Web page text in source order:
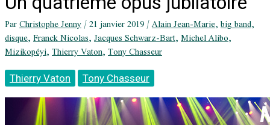
ParChristophe Jenny/21 janvier 2019/Alain Jean-Marie,big band,
disque,Franck Nicolas,Jacques Schwarz-Bart,Michel Alibo,
Mizikopéyi,Thierry Vaton,Tony Chasseur
Thierry Vaton Tony Chasseur